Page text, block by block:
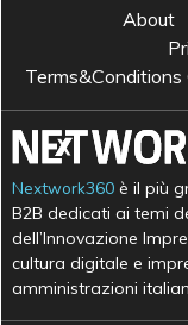
About
Nextwork360 è il più
B2B dedicati ai temi
dell’Innovazione
cultura digitale e
amministrazioni